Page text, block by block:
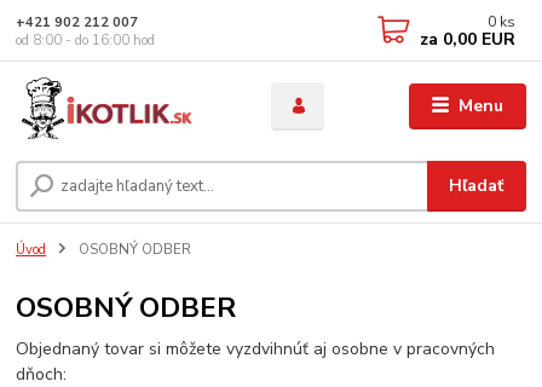
Menu
Hľadať
+421 902 212 007
od 8:00 - do 16:00 hod
0 ks
za 0,00 EUR
Úvod OSOBNÝ ODBER
OSOBNÝ ODBER
Objednaný tovar si môžete vyzdvihnúť aj osobne v pracovných
dňoch: